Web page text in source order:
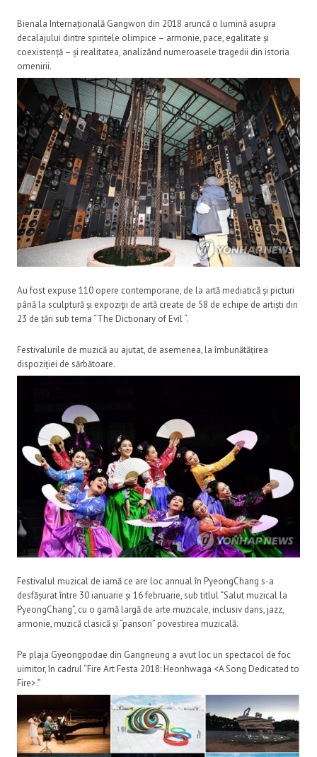
Bienala Internațională Gangwon din 2018 aruncă o lumină asupra
decalajului dintre spiritele olimpice – armonie, pace, egalitate și
coexistență – și realitatea, analizând numeroasele tragedii din istoria
omenirii.
Au fost expuse 110 opere contemporane, de la artă mediatică și picturi
până la sculptură și expoziţii de artă create de 58 de echipe de artiști din
23 de țări sub tema “The Dictionary of Evil “.
Festivalurile de muzică au ajutat, de asemenea, la îmbunătățirea
dispoziției de sărbătoare.
Festivalul muzical de iarnă ce are loc annual în PyeongChang s-a
desfășurat între 30 ianuarie și 16 februarie, sub titlul “Salut muzical la
PyeongChang”, cu o gamă largă de arte muzicale, inclusiv dans, jazz,
armonie, muzică clasică și “pansori” povestirea muzicală.
Pe plaja Gyeongpodae din Gangneung a avut loc un spectacol de foc
uimitor, în cadrul “Fire Art Festa 2018: Heonhwaga <A Song Dedicated to
Fire>.”